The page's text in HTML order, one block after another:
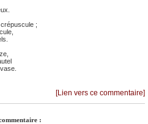
;
[Lien vers ce commentaire]
: